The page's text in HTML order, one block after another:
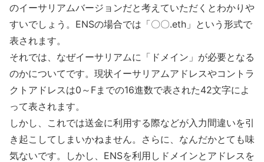
のイーサリアムバージョンだと考えていただくとわかりや
すいでしょう。ENSの場合では「〇〇.eth」という形式で
表されます。
それでは、なぜイーサリアムに「ドメイン」が必要となる
のかについてです。現状イーサリアムアドレスやコントラ
クトアドレスは0～Fまでの16進数で表された42文字によ
って表されます。
しかし、これでは送金に利用する際などが入力間違いを引
き起こしてしまいかねません。さらに、なんだかとても味
気ないです。しかし、ENSを利用しドメインとアドレスを